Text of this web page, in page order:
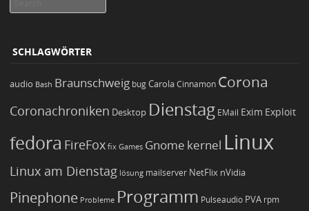
SCHLAGWÖRTER
audio Bash Braunschweig bugCarola Cinnamon Corona
Coronachroniken Desktop Dienstag EMail Exim Exploit
fedora FireFox fix Games Gnome kernel Linux
Linux am Dienstag lösung mailserver NetFlix nVidia
Pinephone Probleme Programm Pulseaudio PVA rpm